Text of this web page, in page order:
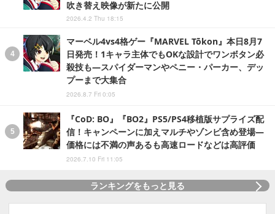
吹き替え映像が新たに公開
2026.4.2 Thu 18:15
マーベル4vs4格ゲー『MARVEL Tōkon』本日8月7
日発売！1キャラ主体でもOKな設計でワンボタン必
殺技も―スパイダーマンやペニー・パーカー、デッ
プーまで大集合
2026.8.7 Fri 0:05
『CoD: BO』『BO2』PS5/PS4移植版サプライズ配
信！キャンペーンに加えマルチやゾンビ含め登場―
価格には不満の声あるも高速ロードなどは高評価
2026.7.10 Fri 11:05
ランキングをもっと見る